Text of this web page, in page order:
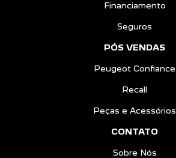
Financiamento
Seguros
PÓS VENDAS
Peugeot Confiance
Recall
Peças e Acessórios
CONTATO
Sobre Nós